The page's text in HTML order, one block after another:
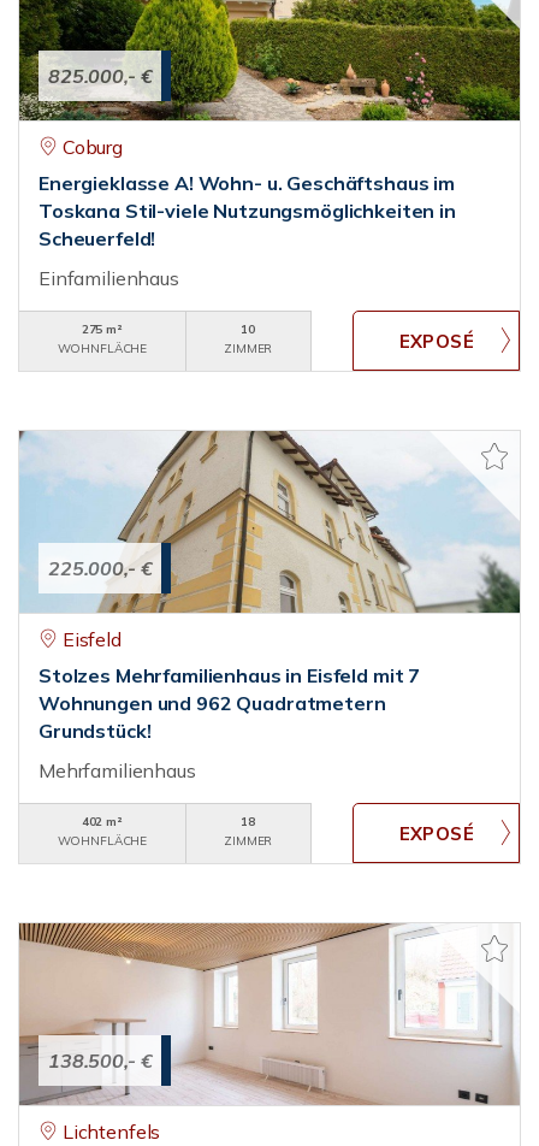
825.000,- €
Coburg
Energieklasse A! Wohn- u. Geschäftshaus im
Toskana Stil-viele Nutzungsmöglichkeiten in
Scheuerfeld!
Einfamilienhaus
275 m²
WOHNFLÄCHE
10
ZIMMER
225.000,- €
Eisfeld
Stolzes Mehrfamilienhaus in Eisfeld mit 7
Wohnungen und 962 Quadratmetern
Grundstück!
Mehrfamilienhaus
402 m²
WOHNFLÄCHE
18
ZIMMER
138.500,- €
Lichtenfels